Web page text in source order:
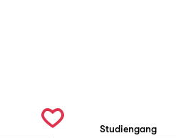
Studiengang